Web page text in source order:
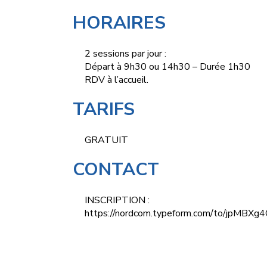
HORAIRES
2 sessions par jour :
Départ à 9h30 ou 14h30 – Durée 1h30
RDV à l’accueil.
TARIFS
GRATUIT
CONTACT
INSCRIPTION :
https://nordcom.typeform.com/to/